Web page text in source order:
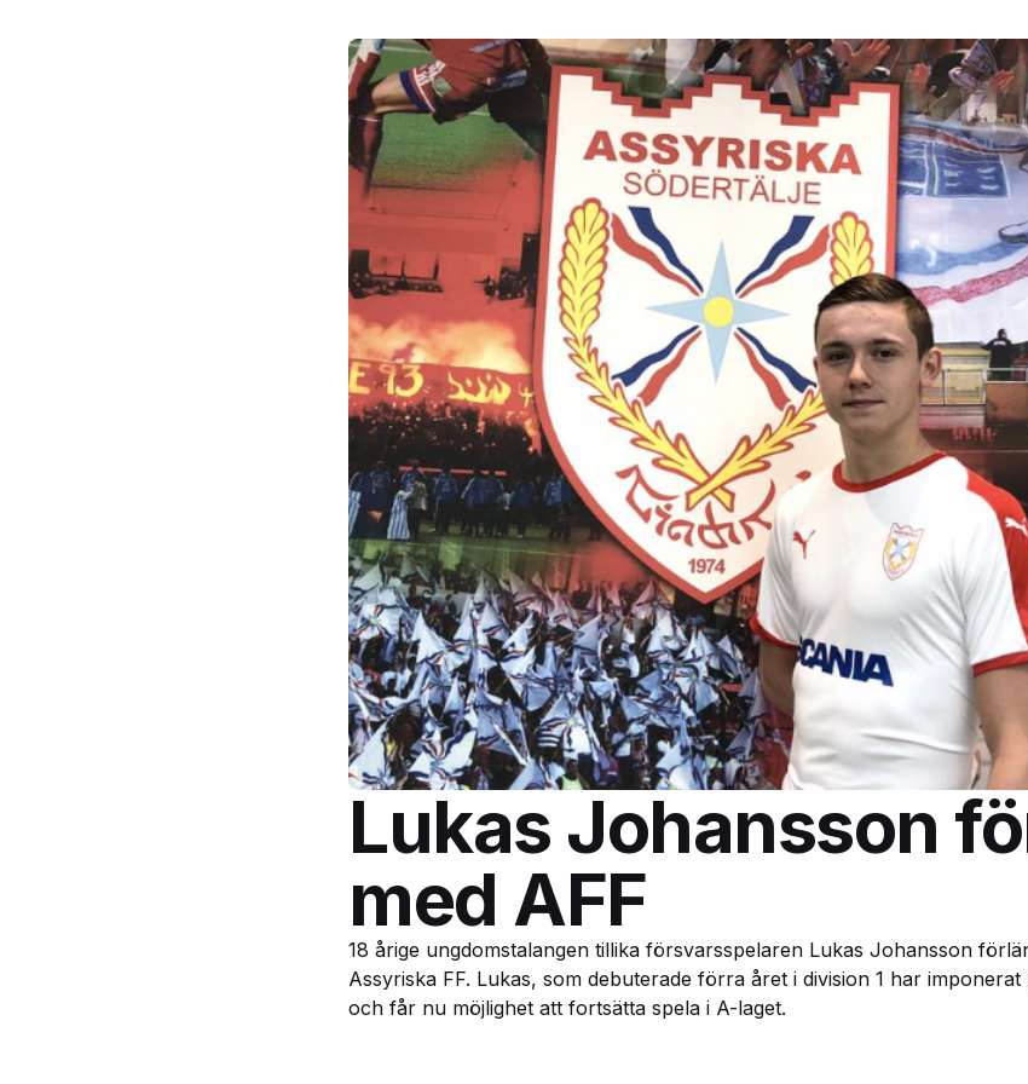
Lukas Johansson
med AFF
18 årige ungdomstalangen tillika försvarsspelaren Lukas Johansson
Assyriska FF. Lukas, som debuterade förra året i division 1 har
och får nu möjlighet att fortsätta spela i A-laget.